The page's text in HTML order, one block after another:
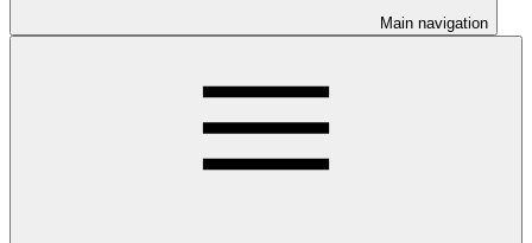
Main navigation